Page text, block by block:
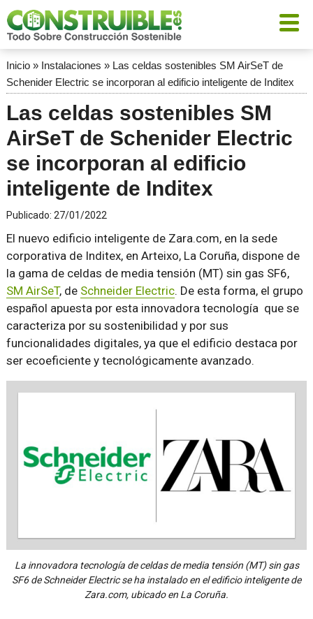
Inicio» Instalaciones » Las celdas sostenibles SM AirSeT de
Schenider Electric se incorporan al edificio inteligente de Inditex
Las celdas sostenibles SM
AirSeT de Schenider Electric
se incorporan al edificio
inteligente de Inditex
Publicado: 27/01/2022
El nuevo edificio inteligente de Zara.com, en la sede
corporativa de Inditex, en Arteixo, La Coruña, dispone de
la gama de celdas de media tensión (MT) sin gas SF6,
SM AirSeT, de Schneider Electric. De esta forma, el grupo
español apuesta por esta innovadora tecnología que se
caracteriza por su sostenibilidad y por sus
funcionalidades digitales, ya que el edificio destaca por
ser ecoeficiente y tecnológicamente avanzado.
La innovadora tecnología de celdas de media tensión (MT) sin gas
SF6 de Schneider Electric se ha instalado en el edificio inteligente de
Zara.com, ubicado en La Coruña.